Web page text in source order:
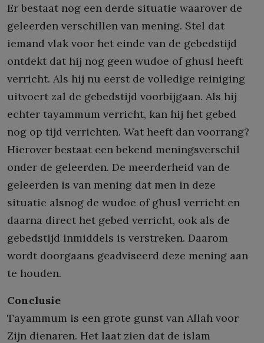
Er bestaat nog een derde situatie waarover de
geleerden verschillen van mening. Stel dat
iemand vlak voor het einde van de gebedstijd
ontdekt dat hij nog geen wudoe of ghusl heeft
verricht. Als hij nu eerst de volledige reiniging
uitvoert zal de gebedstijd voorbijgaan. Als hij
echter tayammum verricht, kan hij het gebed
nog op tijd verrichten. Wat heeft dan voorrang?
Hierover bestaat een bekend meningsverschil
onder de geleerden. De meerderheid van de
geleerden is van mening dat men in deze
situatie alsnog de wudoe of ghusl verricht en
daarna direct het gebed verricht, ook als de
gebedstijd inmiddels is verstreken. Daarom
wordt doorgaans geadviseerd deze mening aan
te houden.
Conclusie
Tayammum is een grote gunst van Allah voor
Zijn dienaren. Het laat zien dat de islam